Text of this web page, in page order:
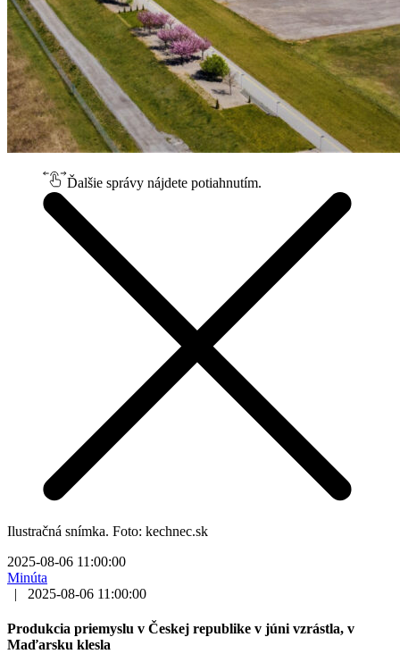
Ďalšie správy nájdete potiahnutím.
Ilustračná snímka. Foto: kechnec.sk
2025-08-06 11:00:00
Minúta
|
2025-08-06 11:00:00
Produkcia priemyslu v Českej republike v júni vzrástla, v
Maďarsku klesla